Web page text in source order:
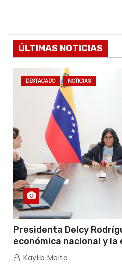
ÚLTIMAS NOTICIAS
DESTACADO NOTICIAS
Presidenta Delcy
económica nacional y
de emergencia post-
Kaylib Maita